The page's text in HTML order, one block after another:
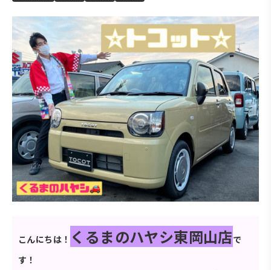
こんにちは！ くるまのハヤシ東岡山店で
す！